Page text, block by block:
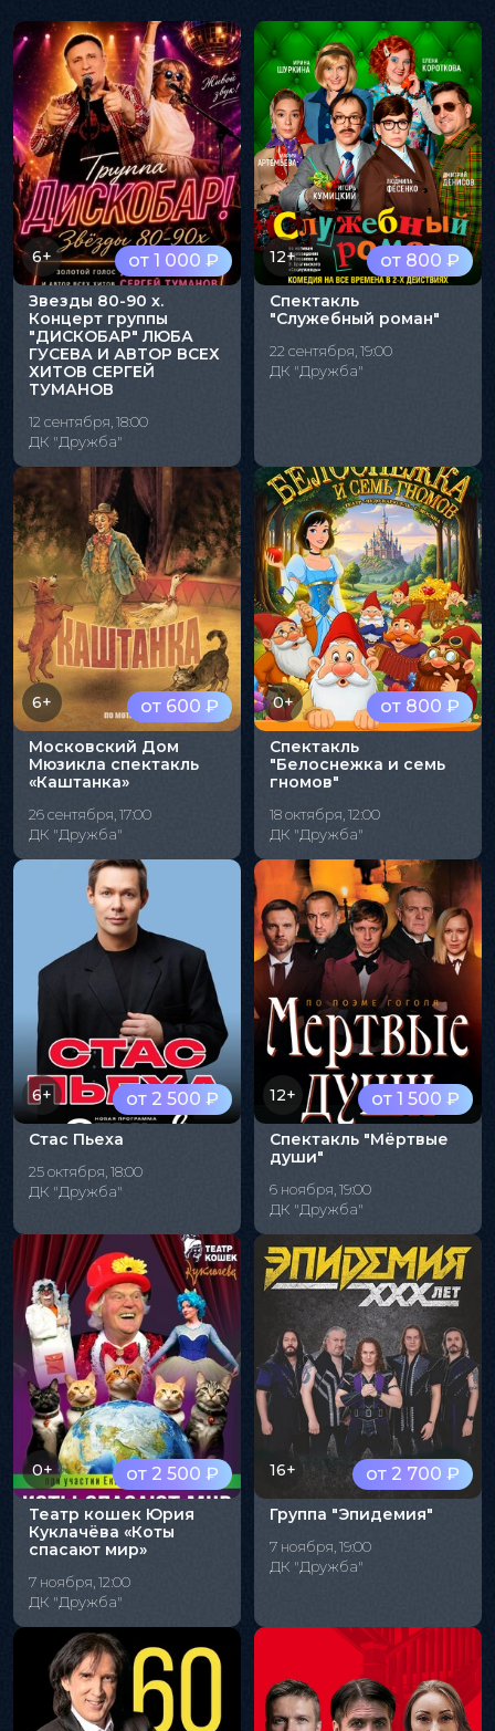
от 1 000 ₽
6+
Звезды 80-90 х.
Концерт группы
"ДИСКОБАР" ЛЮБА
ГУСЕВА И АВТОР ВСЕХ
ХИТОВ СЕРГЕЙ
ТУМАНОВ
12 сентября, 18:00
ДК "Дружба"
от 800 ₽
12+
Спектакль
"Служебный роман"
22 сентября, 19:00
ДК "Дружба"
от 600 ₽
6+
Московский Дом
Мюзикла спектакль
«Каштанка»
26 сентября, 17:00
ДК "Дружба"
от 800 ₽
0+
Спектакль
"Белоснежка и семь
гномов"
18 октября, 12:00
ДК "Дружба"
от 2 500 ₽
6+
Стас Пьеха
25 октября, 18:00
ДК "Дружба"
от 1 500 ₽
12+
Спектакль "Мёртвые
души"
6 ноября, 19:00
ДК "Дружба"
от 2 500 ₽
0+
Театр кошек Юрия
Куклачёва «Коты
спасают мир»
7 ноября, 12:00
ДК "Дружба"
от 2 700 ₽
16+
Группа "Эпидемия"
7 ноября, 19:00
ДК "Дружба"